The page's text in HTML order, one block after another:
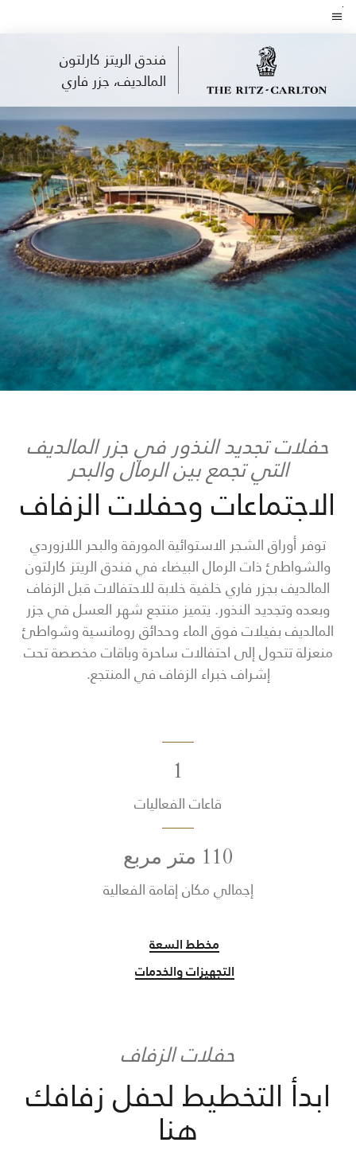
Skip
toنص القائمة
فندق الريتز كارلتون
المالديف، جزر فاري
حفلات تجديد النذور في جزر المالديف
التي تجمع بين الرمال والبحر
الاجتماعات وحفلات الزفاف
توفر أوراق الشجر الاستوائية المورقة والبحر اللازوردي
والشواطئ ذات الرمال البيضاء في فندق الريتز كارلتون
المالديف بجزر فاري خلفية خلابة للاحتفالات قبل الزفاف
وبعده وتجديد النذور. يتميز منتجع شهر العسل في جزر
المالديف بفيلات فوق الماء وحدائق رومانسية وشواطئ
منعزلة تتحول إلى احتفالات ساحرة وباقات مخصصة تحت
إشراف خبراء الزفاف في المنتجع.
1
قاعات الفعاليات
110 متر مربع
إجمالي مكان إقامة الفعالية
مخطط السعة
التجهيزات والخدمات
حفلات الزفاف
ابدأ التخطيط لحفل زفافك
هنا